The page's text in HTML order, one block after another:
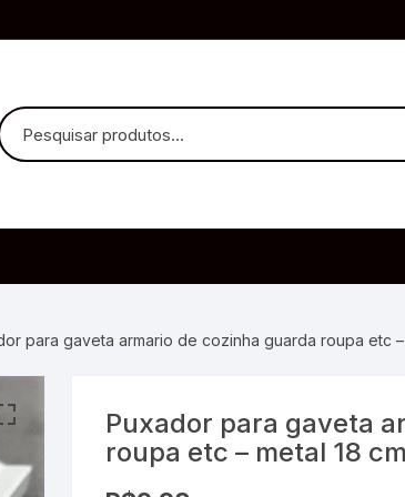
para gaveta armario de cozinha guarda roupa etc –
Puxador para gaveta
roupa etc – metal 18 cm